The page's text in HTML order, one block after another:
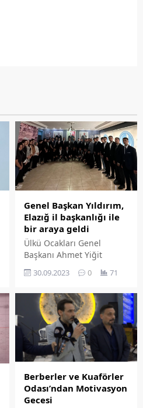
Genel Başkan Yıldırım,
Elazığ il başkanlığı ile
bir araya geldi
Ülkü Ocakları Genel
Başkanı Ahmet Yiğit
Yıldırım Ülkü Ocakları
Elazığ İl Başkanlığı'nda
buluştu.
30.09.2023 0 71
Berberler ve Kuaförler
Odası’ndan Motivasyon
Gecesi